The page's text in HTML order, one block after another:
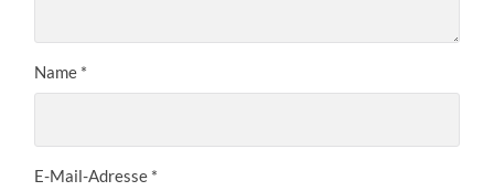
Name *
E-Mail-Adresse *